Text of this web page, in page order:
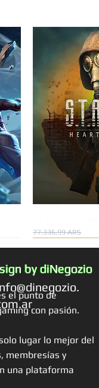
Precio
77.336,99 ARS
Oferta!
Oferta!
Oferta!
el punto de
con pasión.
lugar lo mejor del
membresías y
una plataforma
by diNegozio